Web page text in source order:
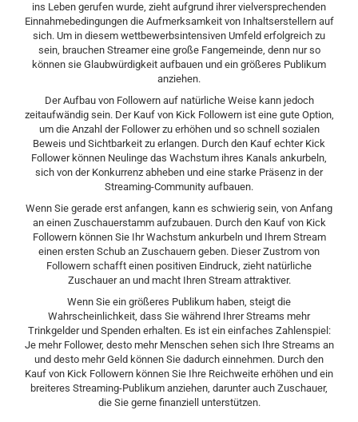
ins Leben gerufen wurde, zieht aufgrund ihrer vielversprechenden
Einnahmebedingungen die Aufmerksamkeit von Inhaltserstellern auf
sich. Um in diesem wettbewerbsintensiven Umfeld erfolgreich zu
sein, brauchen Streamer eine große Fangemeinde, denn nur so
können sie Glaubwürdigkeit aufbauen und ein größeres Publikum
anziehen.
Der Aufbau von Followern auf natürliche Weise kann jedoch
zeitaufwändig sein. Der Kauf von Kick Followern ist eine gute Option,
um die Anzahl der Follower zu erhöhen und so schnell sozialen
Beweis und Sichtbarkeit zu erlangen. Durch den Kauf echter Kick
Follower können Neulinge das Wachstum ihres Kanals ankurbeln,
sich von der Konkurrenz abheben und eine starke Präsenz in der
Streaming-Community aufbauen.
Wenn Sie gerade erst anfangen, kann es schwierig sein, von Anfang
an einen Zuschauerstamm aufzubauen. Durch den Kauf von Kick
Followern können Sie Ihr Wachstum ankurbeln und Ihrem Stream
einen ersten Schub an Zuschauern geben. Dieser Zustrom von
Followern schafft einen positiven Eindruck, zieht natürliche
Zuschauer an und macht Ihren Stream attraktiver.
Wenn Sie ein größeres Publikum haben, steigt die
Wahrscheinlichkeit, dass Sie während Ihrer Streams mehr
Trinkgelder und Spenden erhalten. Es ist ein einfaches Zahlenspiel:
Je mehr Follower, desto mehr Menschen sehen sich Ihre Streams an
und desto mehr Geld können Sie dadurch einnehmen. Durch den
Kauf von Kick Followern können Sie Ihre Reichweite erhöhen und ein
breiteres Streaming-Publikum anziehen, darunter auch Zuschauer,
die Sie gerne finanziell unterstützen.